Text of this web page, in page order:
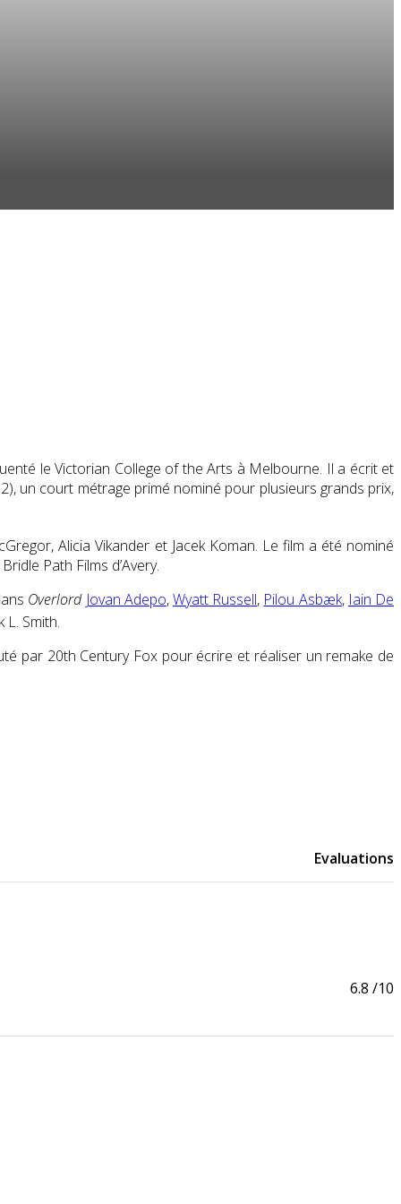
le Victorian College of the Arts à Melbourne. Il a écrit et
un court métrage primé nominé pour plusieurs grands prix,
Alicia Vikander et Jacek Koman. Le film a été nominé
Path Films d’Avery.
Overlord Jovan Adepo,Wyatt Russell, Pilou Asbæk, Iain De
L. Smith.
par 20th Century Fox pour écrire et réaliser un remake de
Evaluations
6.8 /10